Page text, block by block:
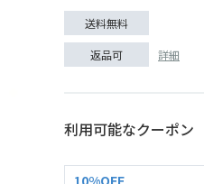
送料無料
返品可 詳細
利用可能なクーポン
10%OFF